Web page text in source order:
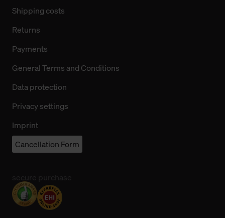
Shipping costs
Returns
Payments
General Terms and Conditions
Data protection
Privacy settings
Imprint
Cancellation Form